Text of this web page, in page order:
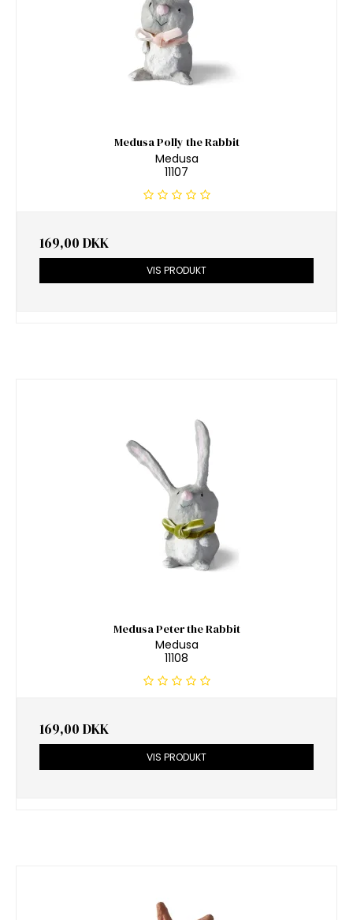
Medusa Polly the Rabbit
Medusa
11107
169,00 DKK
VIS PRODUKT
Medusa Peter the Rabbit
Medusa
11108
169,00 DKK
VIS PRODUKT